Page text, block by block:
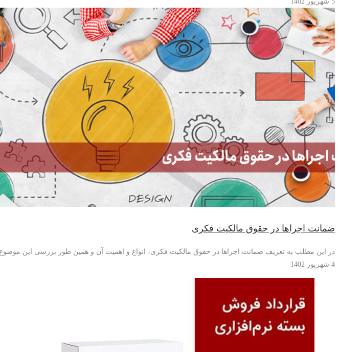
ضمانت اجراها در حقوق مالکیت فکری
در این مطلب به تعریف ضمانت اجراها در حقوق مالکیت فکری، انواع و اهمیت آن و همین طور بررسی این موضوع
4 شهریور 1402